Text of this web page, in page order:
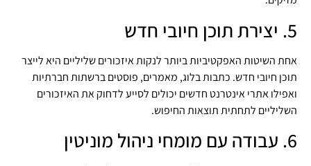
5. יצירת תוכן חיובי חדש
אחת השיטות האפקטיביות ביותר לנקות איזכורים שליליים היא לייצר
תוכן חיובי חדש. כתבות בלוג, מאמרים, פוסטים ברשתות חברתיות
ואפילו אתרי אינטרנט חדשים יכולים לסייע לדחוק את האיזכורים
השליליים לתחתית תוצאות החיפוש.
6. עבודה עם מומחי ניהול מוניטין